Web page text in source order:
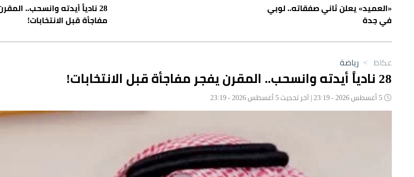
«العميد» يعلن ثاني صفقاته.. لوبي
في جدة
28 نادياً أيدته وانسحب..
مفاجأة قبل الانتخابات!
عكاظ > رياضة
28 نادياً أيدته وانسحب.. المقرن يفجر مفاجأة قبل الانتخابات!